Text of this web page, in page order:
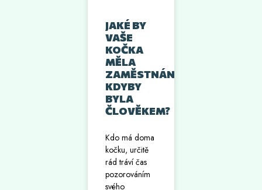
JAKÉ BY
VAŠE
KOČKA
MĚLA
ZAMĚSTNÁNÍ,
KDYBY
BYLA
ČLOVĚKEM?
Kdo má doma
kočku, určitě
rád tráví čas
pozorováním
svého